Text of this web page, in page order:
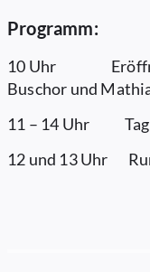
Programm:
10 Uhr
Buschor und
11 – 14 Uhr Tag
12 und 13 Uhr